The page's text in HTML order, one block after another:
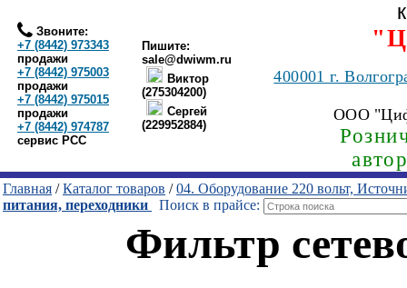
Звоните:
+7 (8442) 973343
продажи
+7 (8442) 975003
продажи
+7 (8442) 975015
продажи
+7 (8442) 974787
сервис РСС
Пишите:
sale@dwiwm.ru
Виктор
(275304200)
Сергей
(229952884)
400001г.
ООО
Главная /Каталог товаров /04. Оборудование 220 вольт,
питания, переходники
Поиск в прайсе:
Фильтр